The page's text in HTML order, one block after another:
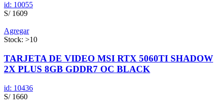
id: 10055
S/ 1609
Agregar
Stock: >10
TARJETA DE VIDEO MSI RTX 5060TI SHADOW
2X PLUS 8GB GDDR7 OC BLACK
id: 10436
S/ 1660